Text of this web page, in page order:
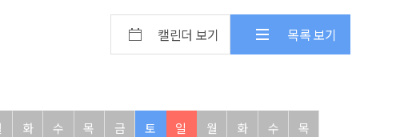
캘린더 보기 목록 보기
화 수 목 금 토 일 월 화 수 목